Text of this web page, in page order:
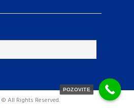
© All Rights Reserved.
POZOVITE